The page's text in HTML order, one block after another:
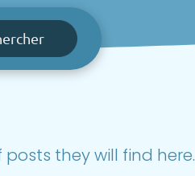
they will find here.